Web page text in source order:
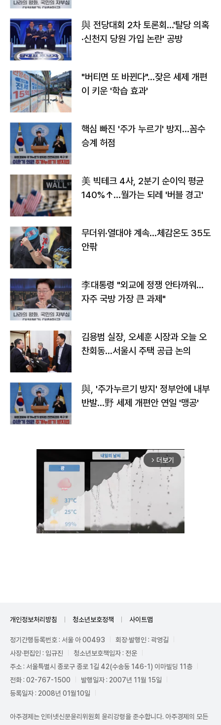
與 전당대회 2차 토론회…'탈당 의혹
·신천지 당원 가입 논란' 공방
"버티면 또 바뀐다"…잦은 세제 개편
이 키운 '학습 효과'
핵심 빠진 '주가 누르기' 방지…꼼수
승계 허점
美 빅테크 4사, 2분기 순이익 평균
140%↑…월가는 되레 '버블 경고'
무더위·열대야 계속…체감온도 35도
안팎
李대통령 "외교에 정쟁 안타까워…
자주 국방 가장 큰 과제"
김용범 실장, 오세훈 시장과 오늘 오
찬회동...서울시 주택 공급 논의
與, '주가누르기 방지' 정부안에 내부
반발…野 세제 개편안 연일 '맹공'
arrow_forward_ios 더보기
개인정보처리방침 청소년보호정책 사이트맵
정기간행등록번호 : 서울 아 00493
회장·발행인 : 곽영길
사장·편집인 : 임규진
청소년보호책임자 : 전운
주소 : 서울특별시 종로구 종로 1길 42(수송동 146-1) 이마빌딩 11층
전화 : 02-767-1500
발행일자 : 2007년 11월 15일
등록일자 : 2008년 01월10일
아주경제는 인터넷신문윤리위원회 윤리강령을 준수합니다. 아주경제의 모든